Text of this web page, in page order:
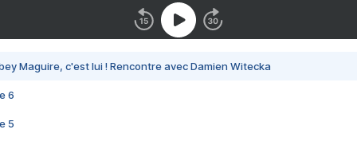
Maguire, c'est lui ! Rencontre avec Damien Witecka
6
5